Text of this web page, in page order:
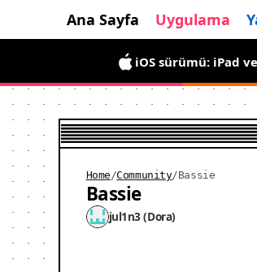
Ana Sayfa Uygulama
Android sürümü
iOS sürümü: iPad
Home /Community/Bassie
Bassie
jul1n3 (Dora)